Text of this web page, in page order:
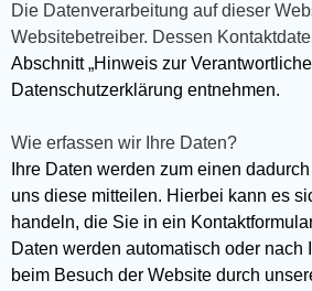
Die Datenverarbeitung auf dieser
Websitebetreiber. Dessen
Abschnitt „Hinweis zur
Datenschutzerklärung entnehmen.
Wie erfassen wir Ihre Daten?
Ihre Daten werden zum einen
uns diese mitteilen. Hierbei kann es
handeln, die Sie in ein
Daten werden automatisch oder nach
beim Besuch der Website durch